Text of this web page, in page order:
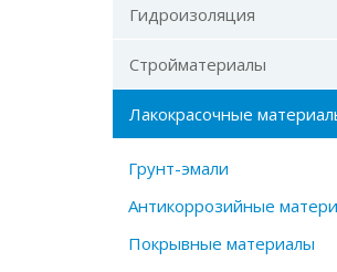
Гидроизоляция
Стройматериалы
Лакокрасочные
Грунт-эмали
Антикоррозийные
Покрывные материалы